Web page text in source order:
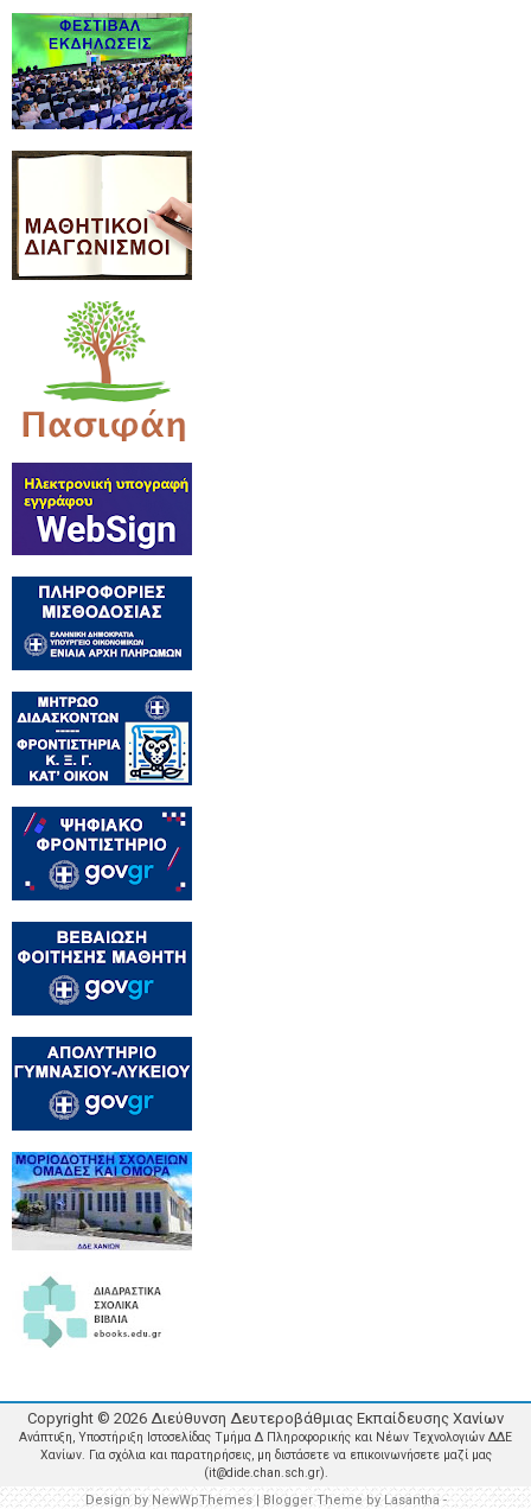
Copyright © 2026 Διεύθυνση Δευτεροβάθμιας Εκπαίδευσης Χανίων
Ανάπτυξη, Υποστήριξη Ιστοσελίδας Τμήμα Δ Πληροφορικής και Νέων Τεχνολογιών ΔΔΕ
Χανίων. Για σχόλια και παρατηρήσεις, μη διστάσετε να επικοινωνήσετε μαζί μας
(it@dide.chan.sch.gr).
Design byNewWpThemes| Blogger Theme byLasantha -